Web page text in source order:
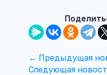
← Предыдущая
Следующая